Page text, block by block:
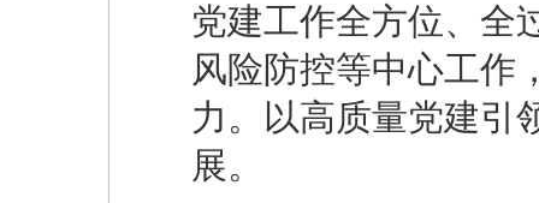
党建工作全方位、全
风险防控等中心工作
力。以高质量党建引
展。